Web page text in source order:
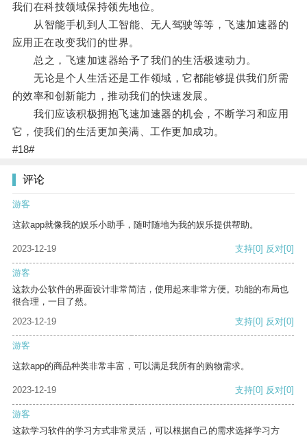
我们在科技领域保持领先地位。
从智能手机到人工智能、无人驾驶等等，飞速加速器的
应用正在改变我们的世界。
总之，飞速加速器给予了我们的生活极速动力。
无论是个人生活还是工作领域，它都能够提供我们所需
的效率和创新能力，推动我们的快速发展。
我们应该积极拥抱飞速加速器的机会，不断学习和应用
它，使我们的生活更加美满、工作更加成功。
#18#
评论
游客
这款app就像我的娱乐小助手，随时随地为我的娱乐提供帮助。
2023-12-19 支持[0] 反对[0]
游客
这款办公软件的界面设计非常简洁，使用起来非常方便。功能的布局也
很合理，一目了然。
2023-12-19
支持[0] 反对[0]
游客
这款app的商品种类非常丰富，可以满足我所有的购物需求。
2023-12-19 支持[0] 反对[0]
游客
这款学习软件的学习方式非常灵活，可以根据自己的需求选择学习方